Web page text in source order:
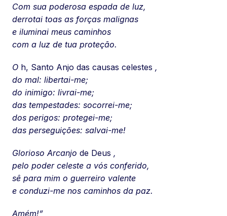
Com sua poderosa espada de luz,
derrotai toas as forças malignas
e iluminai meus caminhos
com a luz de tua proteção.
O h, Santo Anjo das causas celestes ,
do mal: libertai-me;
do inimigo: livrai-me;
das tempestades: socorrei-me;
dos perigos: protegei-me;
das perseguições: salvai-me!
Glorioso Arcanjo de Deus ,
pelo poder celeste a vós conferido,
sê para mim o guerreiro valente
e conduzi-me nos caminhos da paz.
Amém!”